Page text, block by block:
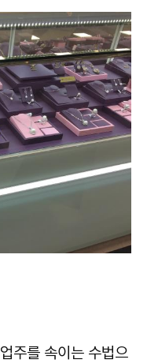
주를 속이는 수법으